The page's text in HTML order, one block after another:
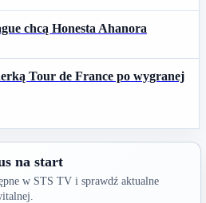
chcą Honesta Ahanora
Tour de France po wygranej
na start
w STS TV i sprawdź aktualne